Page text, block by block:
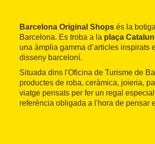
Barcelona Original Shops és la
Barcelona. Es troba a la plaça
una àmplia gamma d’articles
disseny barceloní.
Situada dins l'Oficina de Turisme de
productes de roba, ceràmica, joieria,
viatge pensats per fer un regal
referència obligada a l'hora de pensar